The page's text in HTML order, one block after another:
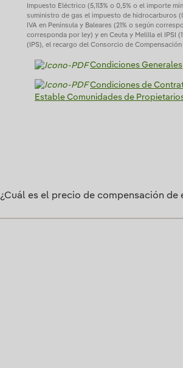
Impuesto Eléctrico (5,113% o 0,5% o el importe
suministro de gas el impuesto de hidrocarburos
IVA en Península y Baleares (21% o según
corresponda por ley) y en Ceuta y Melilla el IPSI
(IPS), el recargo del Consorcio de
Condiciones Generales
Condiciones de
Estable Comunidades de
¿Cuál es el precio de compensación de